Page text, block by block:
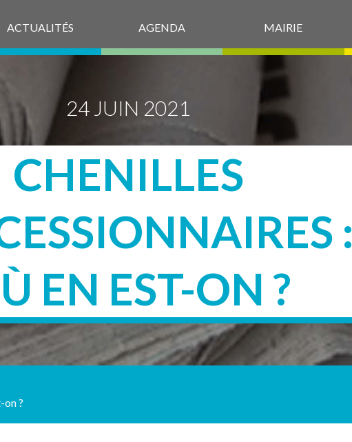
ACTUALITÉS AGENDA MAIRIE
24 JUIN 2021
CHENILLES
:
EN EST-ON ?
on ?